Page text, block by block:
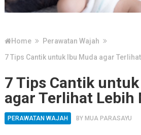
Home
Perawatan Wajah
7 Tips Cantik untuk Ibu Muda agar
7 Tips Cantik
agar Terlihat Lebih
PERAWATAN WAJAH BY MUA PARASAYU